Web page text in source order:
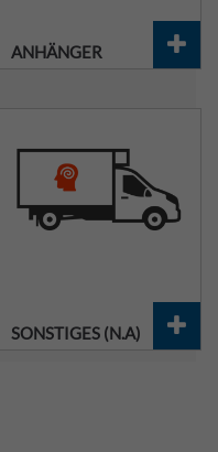
ANHÄNGER
SONSTIGES (N.A)